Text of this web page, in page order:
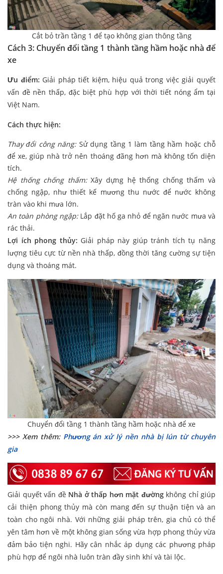
Cắt bỏ trần tầng 1 để tạo không gian thông tầng
Cách 3: Chuyển đổi tầng 1 thành tầng hầm hoặc nhà để
xe
Ưu điểm: Giải pháp tiết kiệm, hiệu quả trong việc giải quyết
vấn đề nền thấp, đặc biệt phù hợp với thời tiết nóng ẩm tại
Việt Nam.
Cách thực hiện:
Thay đổi công năng:Sử dụng tầng 1 làm tầng hầm hoặc chỗ
để xe, giúp nhà trở nên thoáng đãng hơn mà không tốn diện
tích.
Hệ thống chống thấm:Xây dựng hệ thống chống thấm và
chống ngập, như thiết kế mương thu nước để nước không
tràn vào khi mưa lớn.
An toàn phòng ngập:Lắp đặt hố ga nhỏ để ngăn nước mưa và
rác thải.
Lợi ích phong thủy: Giải pháp này giúp tránh tích tụ năng
lượng tiêu cực từ nền nhà thấp, đồng thời tăng cường sự tiện
dụng và thoáng mát.
Chuyển đổi tầng 1 thành tầng hầm hoặc nhà để xe
>>> Xem thêm: Phương án xử lý nền nhà bị lún từ chuyên
gia
Giải quyết vấn đề Nhà ở thấp hơn mặt đườngkhông chỉ giúp
cải thiện phong thủy mà còn mang đến sự thuận tiện và an
toàn cho ngôi nhà. Với những giải pháp trên, gia chủ có thể
yên tâm hơn về một không gian sống vừa hợp phong thủy vừa
đảm bảo tiện nghi. Hãy cân nhắc áp dụng các phương pháp
phù hợp để ngôi nhà luôn tràn đầy sinh khí và tài lộc.